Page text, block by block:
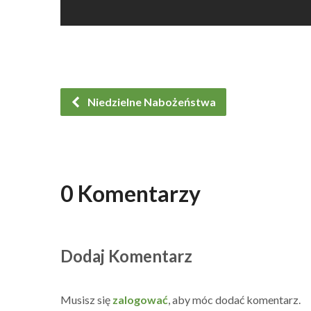
Niedzielne Nabożeństwa
0 Komentarzy
Dodaj Komentarz
Musisz się zalogować, aby móc dodać komentarz.